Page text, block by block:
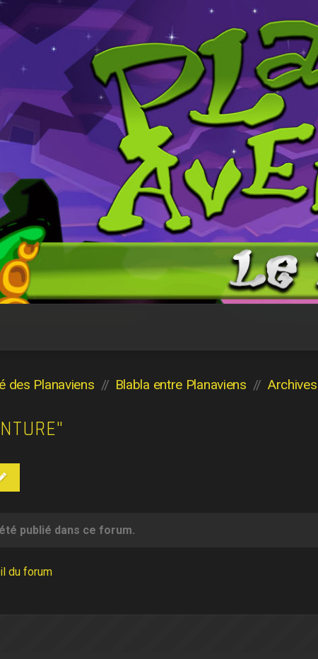
des Planaviens Blabla entre Planaviens Archives
publié dans ce forum.
du forum